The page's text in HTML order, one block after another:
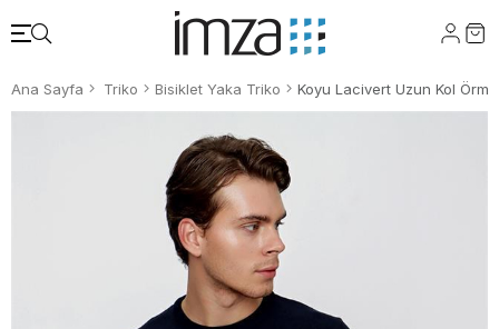
Ana Sayfa Triko Bisiklet Yaka Triko